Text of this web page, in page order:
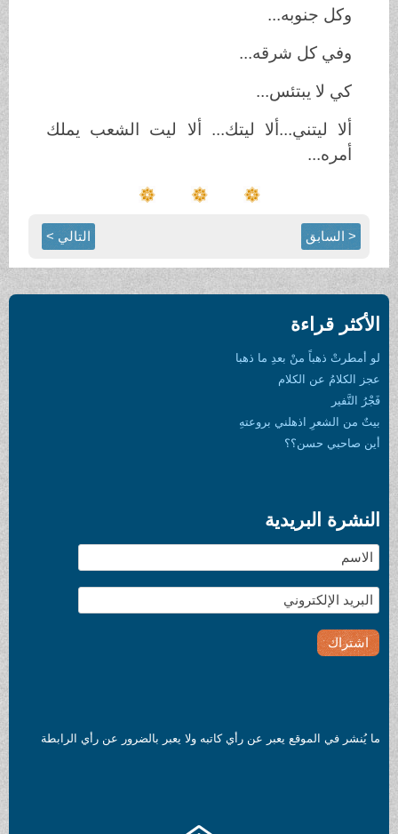
وكل جنوبه...
وفي كل شرقه...
كي لا يبتئس...
ألا ليتني...ألا ليتك... ألا ليت الشعب يملك
أمره...
< السابق التالي >
الأكثر قراءة
لو أمطرتْ ذهباً منْ بعدِ ما ذهبا
عجز الكلامُ عن الكلام
فَجْرُ النَّفير
بيتٌ من الشعرِ اذهلني بروعتهِ
أين صاحبي حسن؟؟
النشرة البريدية
ما يُنشر في الموقع يعبر عن رأي كاتبه ولا يعبر بالضرور عن رأي الرابطة